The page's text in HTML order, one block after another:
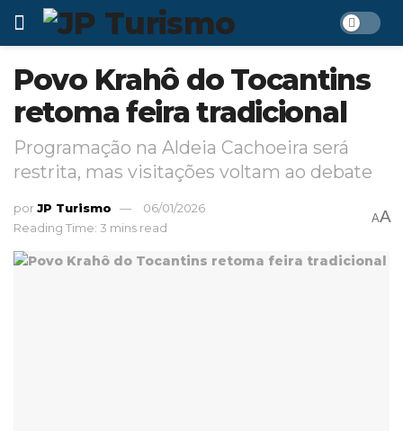
Povo Krahô do Tocantins
retoma feira tradicional
Programação na Aldeia Cachoeira será
restrita, mas visitações voltam ao debate
porJP Turismo
06/01/2026
Reading Time: 3 mins read
AA